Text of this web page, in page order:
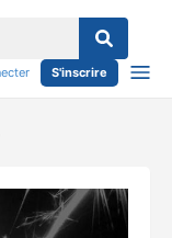
S'inscrire